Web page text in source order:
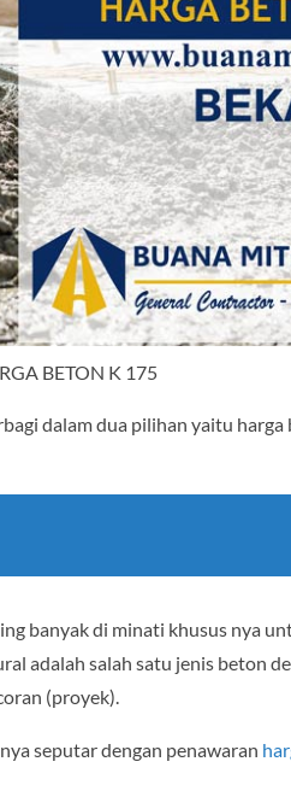
BETON K 175
dalam dua pilihan yaitu harga
banyak di minati khusus nya
adalah salah satu jenis beton
(proyek).
seputar dengan penawaran